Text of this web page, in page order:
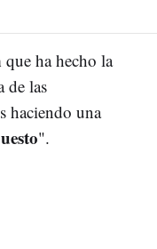
que ha hecho la
de las
haciendo una
".